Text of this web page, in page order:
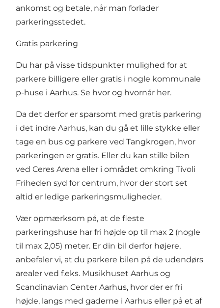
ankomst og betale, når man forlader
parkeringsstedet.
Gratis parkering
Du har på visse tidspunkter mulighed for at
parkere billigere eller gratis i nogle kommunale
p-huse i Aarhus. Se hvor og hvornår her.
Da det derfor er sparsomt med gratis parkering
i det indre Aarhus, kan du gå et lille stykke eller
tage en bus og parkere ved Tangkrogen, hvor
parkeringen er gratis. Eller du kan stille bilen
ved Ceres Arena eller i området omkring Tivoli
Friheden syd for centrum, hvor der stort set
altid er ledige parkeringsmuligheder.
Vær opmærksom på, at de fleste
parkeringshuse har fri højde op til max 2 (nogle
til max 2,05) meter. Er din bil derfor højere,
anbefaler vi, at du parkere bilen på de udendørs
arealer ved f.eks. Musikhuset Aarhus og
Scandinavian Center Aarhus, hvor der er fri
højde, langs med gaderne i Aarhus eller på et af